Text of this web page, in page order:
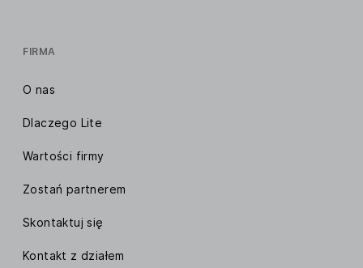
FIRMA
O nas
Dlaczego Lite
Wartości firmy
Zostań partnerem
Skontaktuj się
Kontakt z działem